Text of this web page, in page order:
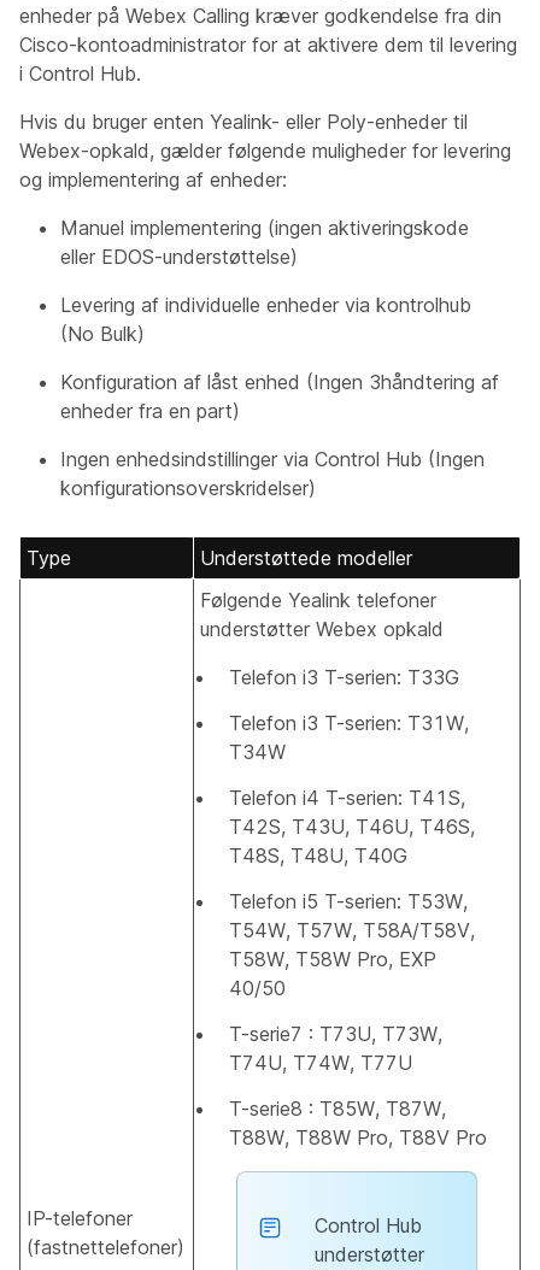
enheder på Webex Calling kræver godkendelse fra din
Cisco-kontoadministrator for at aktivere dem til levering
i Control Hub.
Hvis du bruger enten Yealink- eller Poly-enheder til
Webex-opkald, gælder følgende muligheder for levering
og implementering af enheder:
Manuel implementering (ingen aktiveringskode
eller EDOS-understøttelse)​
Levering af individuelle enheder via kontrolhub
(No Bulk)​
Konfiguration af låst enhed (Ingen 3håndtering af
enheder fra en part)​
Ingen enhedsindstillinger via Control Hub (Ingen
konfigurationsoverskridelser)​
Type Understøttede modeller
IP-telefoner
(fastnettelefoner)
Følgende Yealink telefoner
understøtter Webex opkald
Telefon i3 T-serien: T33G
Telefon i3 T-serien: T31W,
T34W
Telefon i4 T-serien: T41S,
T42S, T43U, T46U, T46S,
T48S, T48U, T40G
Telefon i5 T-serien: T53W,
T54W, T57W, T58A/T58V,
T58W, T58W Pro, EXP
40/50
T-serie7 : T73U, T73W,
T74U, T74W, T77U
T-serie8 : T85W, T87W,
T88W, T88W Pro, T88V Pro
Control Hub
understøtter